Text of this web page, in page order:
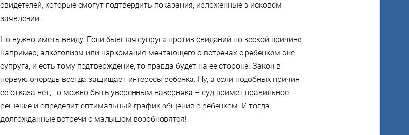
свидетелей, которые смогут подтвердить показания, изложенные в исковом
заявлении.
Но нужно иметь ввиду. Если бывшая супруга против свиданий по веской причине,
например, алкоголизм или наркомания мечтающего о встречах с ребенком экс
супруга, и есть тому подтверждение, то правда будет на ее стороне. Закон в
первую очередь всегда защищает интересы ребенка. Ну, а если подобных причин
ее отказа нет, то можно быть уверенным наверняка – суд примет правильное
решение и определит оптимальный график общения с ребенком. И тогда
долгожданные встречи с малышом возобновятся!